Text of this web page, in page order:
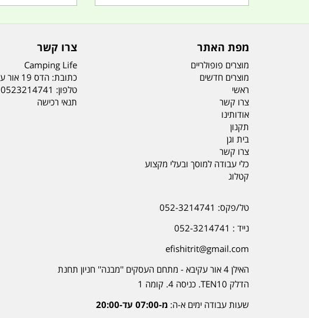
מפת האתר
מוצרים פופולריים
מוצרים חדשים
ראשי
צרו קשר
אודותינו
תקנון
בית וגן
צרו קשר
כלי עבודה למוסך ובעלי מקצוע
קטלוג
צרו קשר
Camping Life
כתובת: הדס 19 אור עקיבא
טלפון: 0523214741
תנאי רכישה
טל/פקס: 052-3214741
נייד : 052-3214741
efishitrit@gmail.com
האילן 4 אור עקיבא - מתחם העסקים ''מבנה'' חניון תחנת
הדלק TEN10. כניסה 4. קומה 1
שעות עבודה ימים א-ה: מ-07:00 עד-20:00